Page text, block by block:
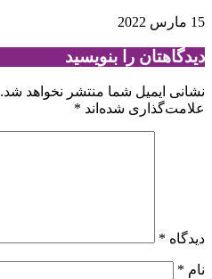
15 مارس 2022
دیدگاهتان را بنویسید
نشانی ایمیل شما منتشر نخواهد شد.
علامت‌گذاری شده‌اند *
دیدگاه *
نام *